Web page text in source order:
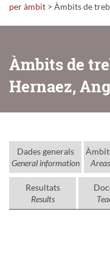
per àmbit > Àmbits de
Àmbits de
Hernaez,
Dades generals
General information
Resultats
Results